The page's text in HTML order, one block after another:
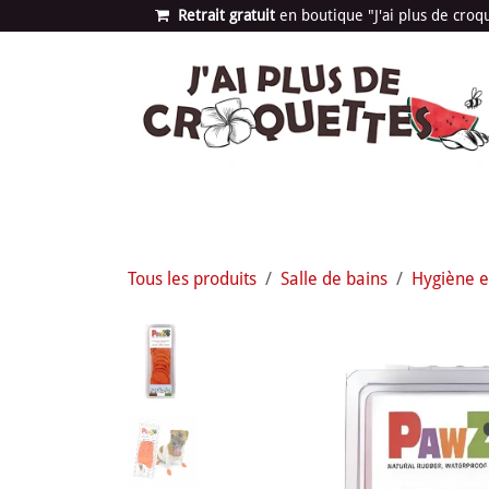
Se rendre au contenu Retrait gratuit en bou​​​​​​tique "J'ai plus de
Tous les produits Salle de bains Hygiène